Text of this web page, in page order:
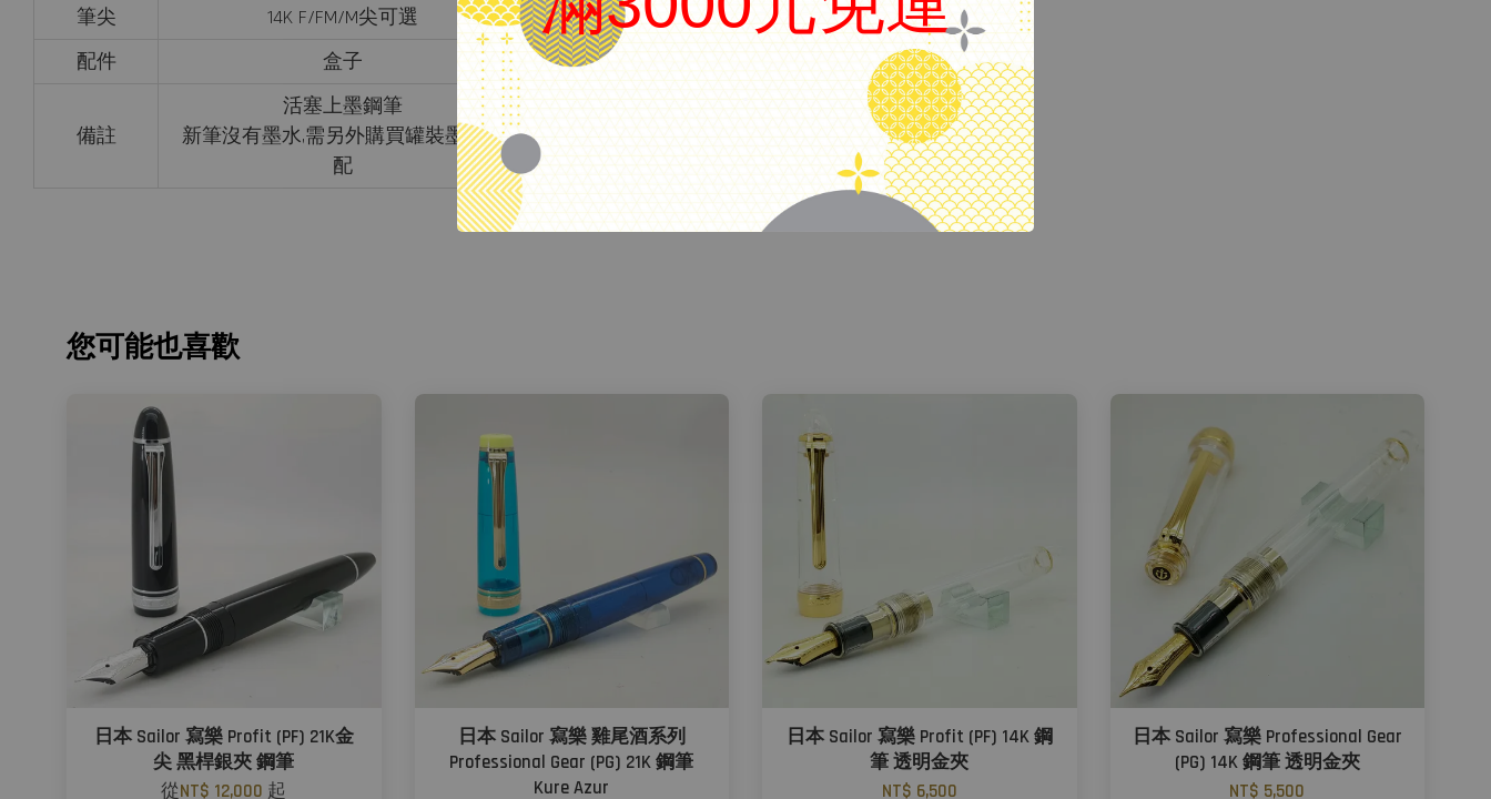
.
筆尖
14K F/FM/M尖可選
配件
盒子
備註
活塞上墨鋼筆
新筆沒有墨水,需另外購買罐裝墨水搭
配
您可能也喜歡
日本 Sailor 寫樂 Profit (PF) 21K金
尖 黑桿銀夾 鋼筆
從NT$ 12,000 起
日本 Sailor 寫樂 雞尾酒系列
Professional Gear (PG) 21K 鋼筆
Kure Azur
日本 Sailor 寫樂 Profit (PF) 14K 鋼
筆 透明金夾
NT$ 6,500
日本 Sailor 寫樂 Professional Gear
(PG) 14K 鋼筆 透明金夾
NT$ 5,500